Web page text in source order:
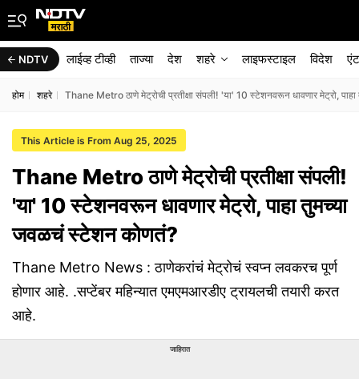
NDTV लाईव्ह टीव्ही ताज्या देश शहरे लाइफस्टाइल विदेश
होम शहरे Thane Metro ठाणे मेट्रोची प्रतीक्षा संपली! 'या' 10 स्टेशनवरून धावणार मेट्रो,
This Article is From Aug 25, 2025
Thane Metro ठाणे मेट्रोची प्रतीक्षा संपली!
'या' 10 स्टेशनवरून धावणार मेट्रो, पाहा तुमच्या
जवळचं स्टेशन कोणतं?
Thane Metro News : ठाणेकरांचं मेट्रोचं स्वप्न लवकरच पूर्ण
होणार आहे. .सप्टेंबर महिन्यात एमएमआरडीए ट्रायलची तयारी करत
आहे.
जाहिरात